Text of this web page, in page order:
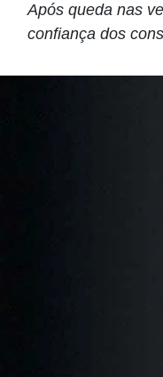
Após queda nas
confiança dos